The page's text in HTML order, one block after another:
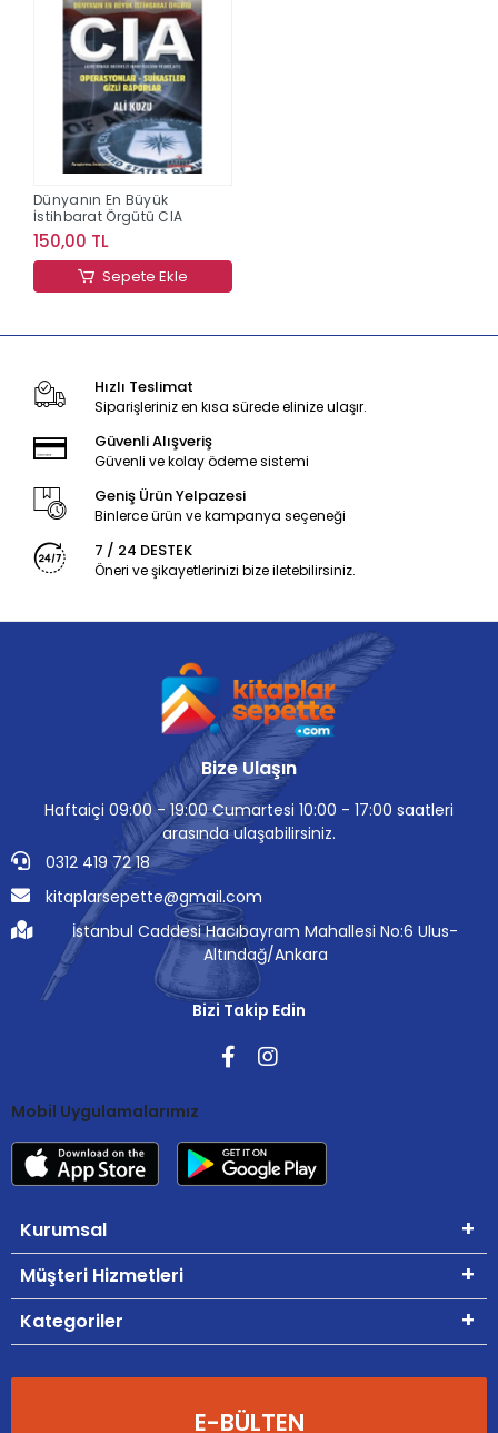
Dünyanın En Büyük
İstihbarat Örgütü CIA
150,00 TL
Sepete Ekle
Hızlı Teslimat
Siparişleriniz en kısa sürede elinize ulaşır.
Güvenli Alışveriş
Güvenli ve kolay ödeme sistemi
Geniş Ürün Yelpazesi
Binlerce ürün ve kampanya seçeneği
7 / 24 DESTEK
Öneri ve şikayetlerinizi bize iletebilirsiniz.
Bize Ulaşın
Haftaiçi 09:00 - 19:00 Cumartesi 10:00 - 17:00 saatleri
arasında ulaşabilirsiniz.
0312 419 72 18
kitaplarsepette@gmail.com
İstanbul Caddesi Hacıbayram Mahallesi No:6 Ulus-
Altındağ/Ankara
Bizi Takip Edin
Mobil Uygulamalarımız
Kurumsal
Müşteri Hizmetleri
Kategoriler
E-BÜLTEN